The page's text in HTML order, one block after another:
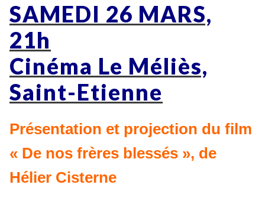
SAMEDI 26 MARS,
21h
Cinéma Le Méliès,
Saint-Etienne
Présentation et projection du film
« De nos frères blessés », de
Hélier Cisterne